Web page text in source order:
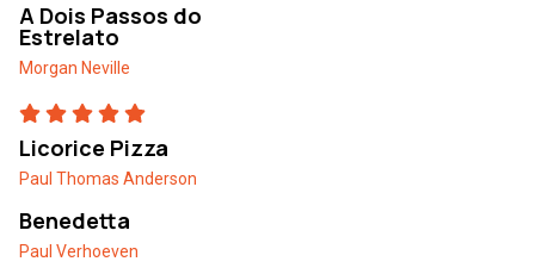
A Dois Passos do
Estrelato
Morgan Neville
Licorice Pizza
Paul Thomas Anderson
Benedetta
Paul Verhoeven